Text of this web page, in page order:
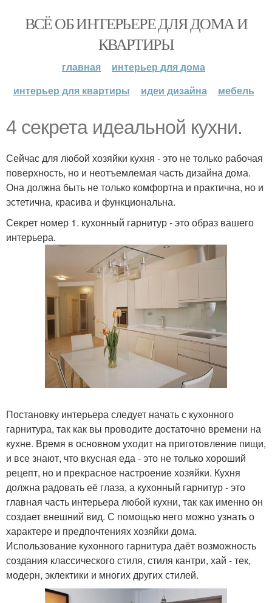
ВСЁ ОБ ИНТЕРЬЕРЕ ДЛЯ ДОМА И
КВАРТИРЫ
главная
интерьер для дома
интерьер для квартиры
идеи дизайна мебель
4 секрета идеальной кухни.
Сейчас для любой хозяйки кухня - это не только рабочая
поверхность, но и неотъемлемая часть дизайна дома.
Она должна быть не только комфортна и практична, но и
эстетична, красива и функциональна.
Секрет номер 1. кухонный гарнитур - это образ вашего
интерьера.
Постановку интерьера следует начать с кухонного
гарнитура, так как вы проводите достаточно времени на
кухне. Время в основном уходит на приготовление пищи,
и все знают, что вкусная еда - это не только хороший
рецепт, но и прекрасное настроение хозяйки. Кухня
должна радовать её глаза, а кухонный гарнитур - это
главная часть интерьера любой кухни, так как именно он
создает внешний вид. С помощью него можно узнать о
характере и предпочтениях хозяйки дома.
Использование кухонного гарнитура даёт возможность
создания классического стиля, стиля кантри, хай - тек,
модерн, эклектики и многих других стилей.